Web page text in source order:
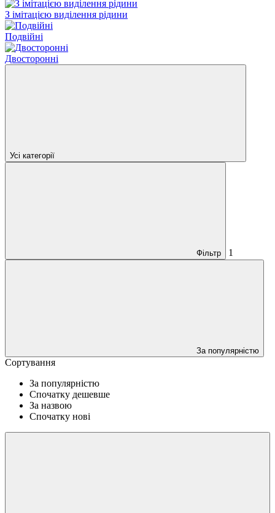
З імітацією виділення рідини
Подвійні
Двосторонні
Усі категорії
Фільтр 1
За популярністю
Сортування
За популярністю
Спочатку дешевше
За назвою
Спочатку нові